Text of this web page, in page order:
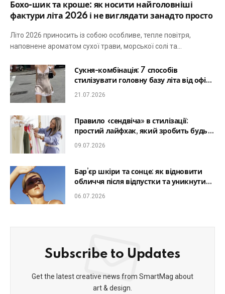
Бохо-шик та кроше: як носити найголовніші
фактури літа 2026 і не виглядати занадто просто
Літо 2026 приносить із собою особливе, тепле повітря,
наповнене ароматом сухої трави, морської солі та…
Сукня-комбінація: 7 способів
стилізувати головну базу літа від офісу
до романтичної вечері
21.07.2026
Правило «сендвіча» в стилізації:
простий лайфхак, який зробить будь-
який образ гармонійним
09.07.2026
Бар’єр шкіри та сонце: як відновити
обличчя після відпустки та уникнути
фотостаріння
06.07.2026
Subscribe to Updates
Get the latest creative news from SmartMag about
art & design.